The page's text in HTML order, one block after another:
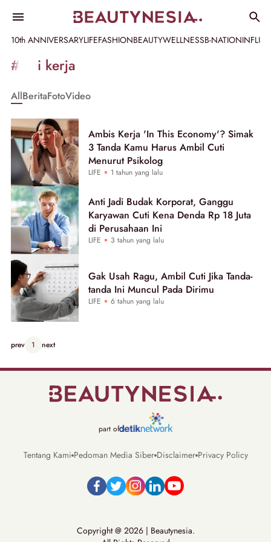
10th ANNIVERSARYLIFEFASHIONBEAUTYWELLNESSB-NATION
Informasi
[GET_DATA_TITLE]
Beautynesia
#cuti kerja
AllBeritaFotoVideo
Ambis Kerja 'In This Economy'? Simak
3 Tanda Kamu Harus Ambil Cuti
Menurut Psikolog
LIFE 1 tahun yang lalu
Anti Jadi Budak Korporat, Ganggu
Karyawan Cuti Kena Denda Rp 18 Juta
di Perusahaan Ini
LIFE 3 tahun yang lalu
Gak Usah Ragu, Ambil Cuti Jika Tanda-
tanda Ini Muncul Pada Dirimu
LIFE 6 tahun yang lalu
prev 1 next
part of
Tentang Kami Pedoman Media Siber Disclaimer Privacy Policy
Copyright @ 2026 | Beautynesia.